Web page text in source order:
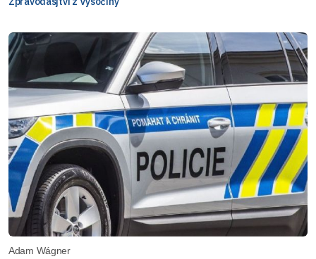
Adam Wágner